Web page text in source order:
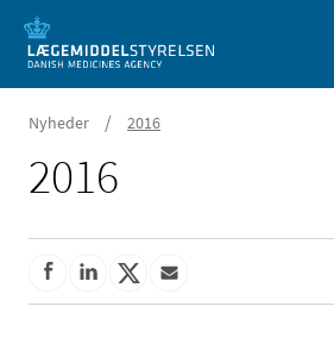
Nyheder / 2016
2016